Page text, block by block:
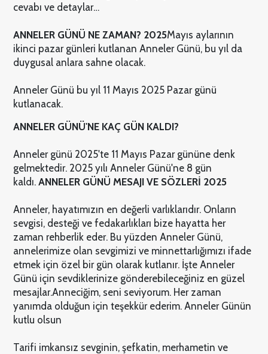
cevabı ve detaylar…
ANNELER GÜNÜ NE ZAMAN? 2025Mayıs aylarının
ikinci pazar günleri kutlanan Anneler Günü, bu yıl da
duygusal anlara sahne olacak.
Anneler Günü bu yıl 11 Mayıs 2025 Pazar günü
kutlanacak.
ANNELER GÜNÜ'NE KAÇ GÜN KALDI?
Anneler günü 2025'te 11 Mayıs Pazar gününe denk
gelmektedir. 2025 yılı Anneler Günü'ne 8 gün
kaldı. ANNELER GÜNÜ MESAJI VE SÖZLERİ 2025
Anneler, hayatımızın en değerli varlıklarıdır. Onların
sevgisi, desteği ve fedakarlıkları bize hayatta her
zaman rehberlik eder. Bu yüzden Anneler Günü,
annelerimize olan sevgimizi ve minnettarlığımızı ifade
etmek için özel bir gün olarak kutlanır. İşte Anneler
Günü için sevdiklerinize gönderebileceğiniz en güzel
mesajlar.Anneciğim, seni seviyorum. Her zaman
yanımda olduğun için teşekkür ederim. Anneler Günün
kutlu olsun
Tarifi imkansız sevginin, şefkatin, merhametin ve